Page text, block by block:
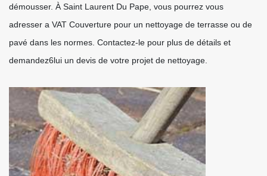
démousser. À Saint Laurent Du Pape, vous pourrez vous
adresser a VAT Couverture pour un nettoyage de terrasse ou de
pavé dans les normes. Contactez-le pour plus de détails et
demandez6lui un devis de votre projet de nettoyage.